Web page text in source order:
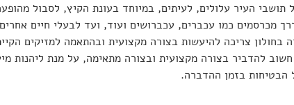
תושבי העיר עלולים, לעיתים, במיוחד בעונת הקיץ, לסבול
מכרסמים כמו עכברים, עכברושים ועוד, ועד לבעלי חיים
בחולון צריכה להיעשות בצורה מקצועית ובהתאמה למזיקים
להדביר בצורה מקצועית ובצורה מתאימה, על מנת ליהנות
הבטיחות בזמן ההדברה.